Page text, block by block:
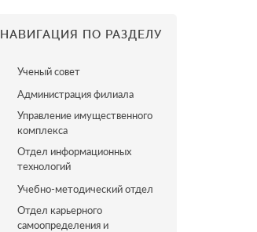
НАВИГАЦИЯ ПО РАЗДЕЛУ
Ученый совет
Администрация филиала
Управление имущественного
комплекса
Отдел информационных
технологий
Учебно-методический отдел
Отдел карьерного
самоопределения и